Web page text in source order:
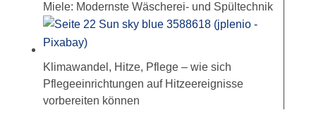
Miele: Modernste Wäscherei- und Spültechnik
Klimawandel, Hitze, Pflege – wie sich
Pflegeeinrichtungen auf Hitzeereignisse
vorbereiten können